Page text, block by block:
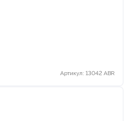
Артикул: 13042 ABR